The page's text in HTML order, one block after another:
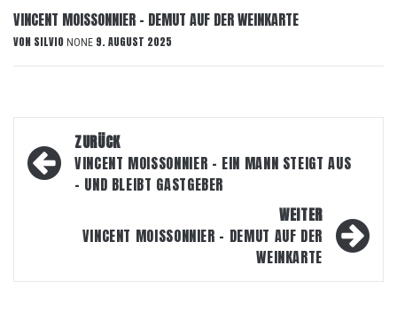
VINCENT MOISSONNIER – DEMUT AUF DER WEINKARTE
VON SILVIO NONE 9. AUGUST 2025
Beitragsnavigation
ZURÜCK
VINCENT MOISSONNIER – EIN MANN STEIGT AUS
– UND BLEIBT GASTGEBER
WEITER
VINCENT MOISSONNIER – DEMUT AUF DER
WEINKARTE